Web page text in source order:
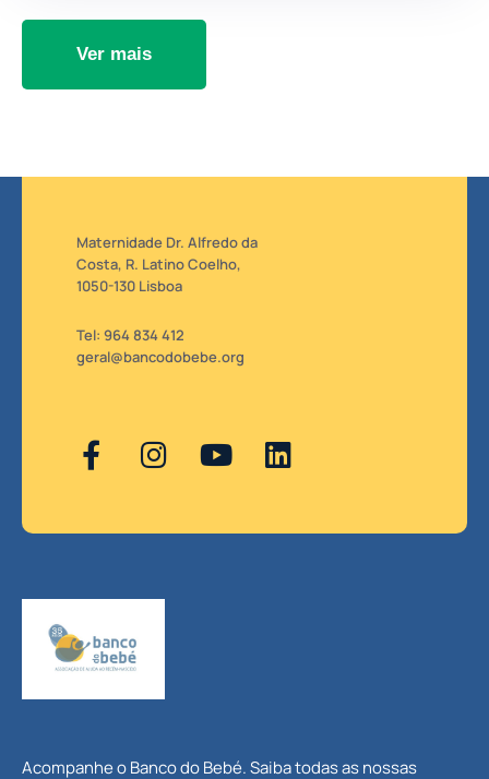
Ver mais
Acompanhe o Banco do Bebé. Saiba todas as nossas
Maternidade Dr. Alfredo da
Costa, R. Latino Coelho,
1050-130 Lisboa
Tel: 964 834 412
geral@bancodobebe.org